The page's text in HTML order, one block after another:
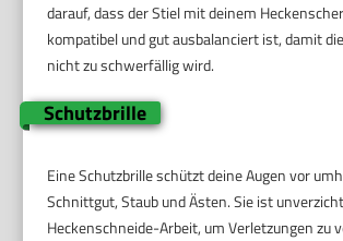
darauf, dass der Stiel mit deinem
kompatibel und gut ausbalanciert ist, damit
nicht zu schwerfällig wird.
Schutzbrille
Eine Schutzbrille schützt deine Augen vor
Schnittgut, Staub und Ästen. Sie ist
Heckenschneide-Arbeit, um Verletzungen zu